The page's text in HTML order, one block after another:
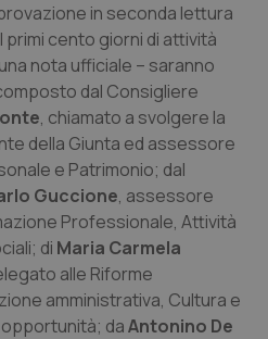
in seconda lettura
primi cento giorni di attività
nota ufficiale – saranno
dal Consigliere
, chiamato a svolgere la
della Giunta ed assessore
e Patrimonio; dal
Guccione, assessore
Professionale, Attività
di Maria Carmela
alle Riforme
amministrativa, Cultura e
daAntonino De